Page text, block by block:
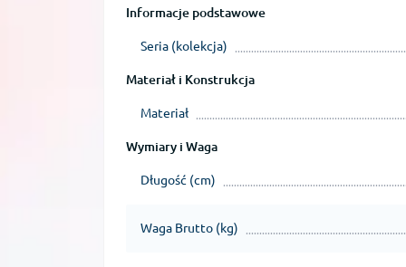
Informacje podstawowe
Seria (kolekcja)
Materiał i Konstrukcja
Materiał
Wymiary i Waga
Długość (cm)
Waga Brutto (kg)